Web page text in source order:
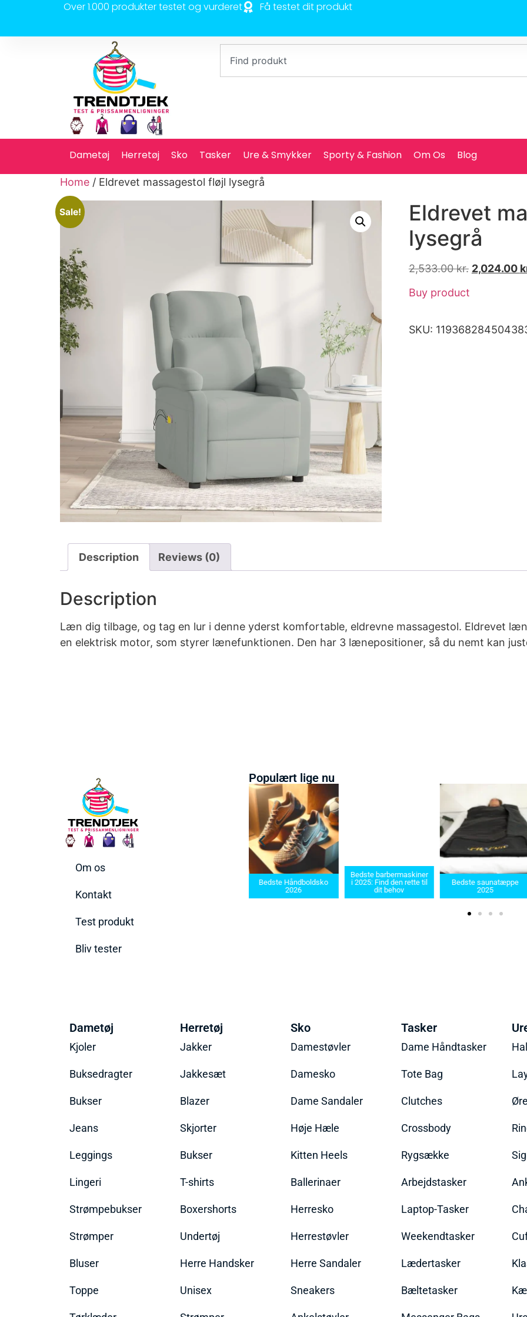
Over 1.000 produkter testet og vurderet Få testet dit produkt
Dametøj Herretøj Sko Tasker Ure & Smykker Sporty & Fashion Om Os Blog
Home / Eldrevet massagestol fløjl lysegrå
Sale!
Eldrevet
lysegrå
2,533.00kr. 2,024.00
Buy product
SKU:
Description Reviews (0)
Description
Læn dig tilbage, og tag en lur i denne yderst komfortable, eldrevne massagestol. Eldrevet
en elektrisk motor, som styrer lænefunktionen. Den har 3 lænepositioner, så du nemt kan
Om os
Kontakt
Test produkt
Bliv tester
Populært lige nu
2025
Bedste Håndboldsko
2026
Bedste barbermaskiner
i 2025: Find den rette til
dit behov
Bedste saunatæppe
2025
Dametøj
Kjoler
Buksedragter
Bukser
Jeans
Leggings
Lingeri
Strømpebukser
Strømper
Bluser
Toppe
Herretøj
Jakker
Jakkesæt
Blazer
Skjorter
Bukser
T-shirts
Boxershorts
Undertøj
Herre Handsker
Unisex
Sko
Damestøvler
Damesko
Dame Sandaler
Høje Hæle
Kitten Heels
Ballerinaer
Herresko
Herrestøvler
Herre Sandaler
Sneakers
Tasker
Dame Håndtasker
Tote Bag
Clutches
Crossbody
Rygsække
Arbejdstasker
Laptop-Tasker
Weekendtasker
Lædertasker
Bæltetasker